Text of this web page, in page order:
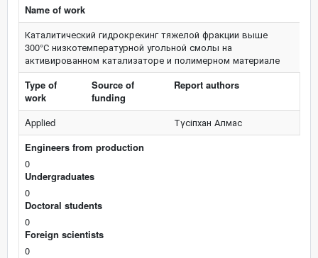
Name of work
Каталитический гидрокрекинг тяжелой фракции выше
300°С низкотемпературной угольной смолы на
активированном катализаторе и полимерном материале
Type of
work
Source of
funding
Report authors
Applied
Түсіпхан Алмас
Engineers from production
0
Undergraduates
0
Doctoral students
0
Foreign scientists
0